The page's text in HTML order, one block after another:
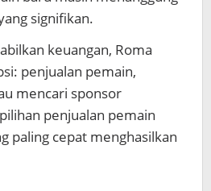
signifikan.
keuangan, Roma
penjualan pemain,
mencari sponsor
penjualan pemain
paling cepat menghasilkan